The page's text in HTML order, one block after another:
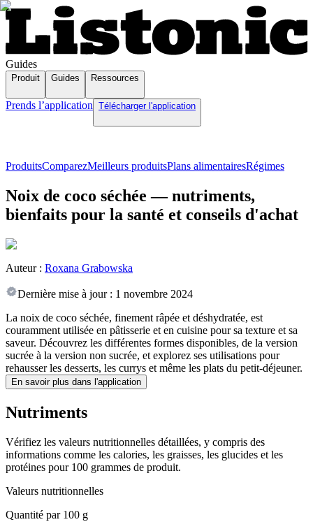
Guides
Produit Guides Ressources
Prends l’application Télécharger l'application
ProduitsComparezMeilleurs produitsPlans alimentairesRégimes
Noix de coco séchée — nutriments,
bienfaits pour la santé et conseils d'achat
Auteur : Roxana Grabowska
Dernière mise à jour : 1 novembre 2024
La noix de coco séchée, finement râpée et déshydratée, est
couramment utilisée en pâtisserie et en cuisine pour sa texture et sa
saveur. Découvrez les différentes formes disponibles, de la version
sucrée à la version non sucrée, et explorez ses utilisations pour
rehausser les desserts, les currys et même les plats du petit-déjeuner.
En savoir plus dans l'application
Nutriments
Vérifiez les valeurs nutritionnelles détaillées, y compris des
informations comme les calories, les graisses, les glucides et les
protéines pour 100 grammes de produit.
Valeurs nutritionnelles
Quantité par100 g